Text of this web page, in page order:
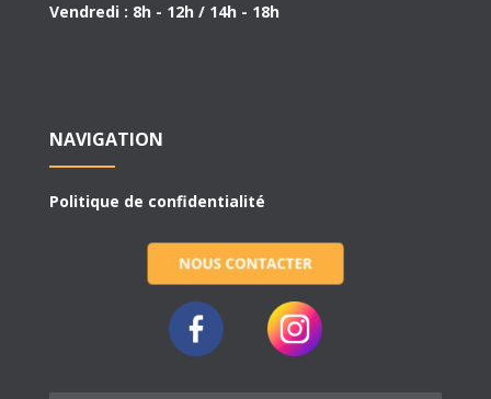
Vendredi : 8h - 12h / 14h - 18h
NAVIGATION
Politique de confidentialité